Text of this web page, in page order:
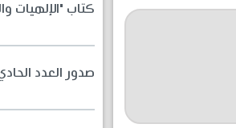
كتاب "الإلهيات
صدور العدد